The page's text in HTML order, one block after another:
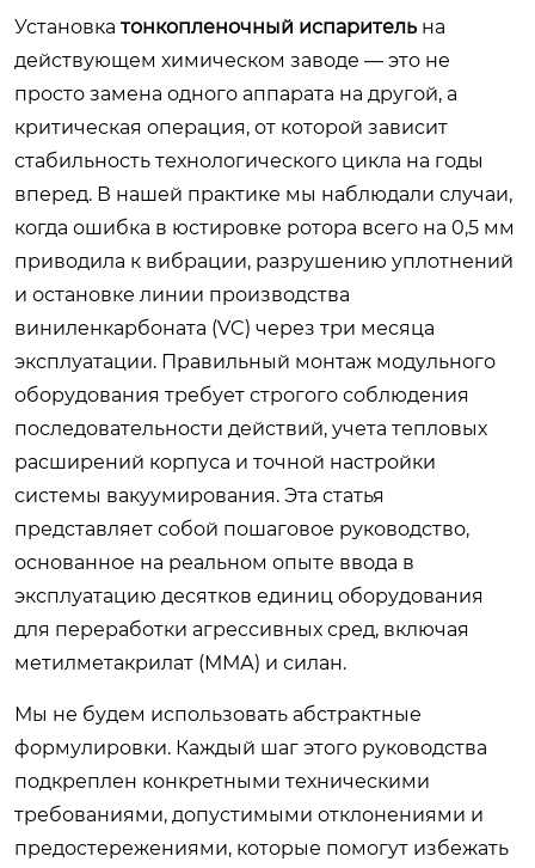
Установка тонкопленочный испаритель на
действующем химическом заводе — это не
просто замена одного аппарата на другой, а
критическая операция, от которой зависит
стабильность технологического цикла на годы
вперед. В нашей практике мы наблюдали случаи,
когда ошибка в юстировке ротора всего на 0,5 мм
приводила к вибрации, разрушению уплотнений
и остановке линии производства
виниленкарбоната (VC) через три месяца
эксплуатации. Правильный монтаж модульного
оборудования требует строгого соблюдения
последовательности действий, учета тепловых
расширений корпуса и точной настройки
системы вакуумирования. Эта статья
представляет собой пошаговое руководство,
основанное на реальном опыте ввода в
эксплуатацию десятков единиц оборудования
для переработки агрессивных сред, включая
метилметакрилат (ММА) и силан.
Мы не будем использовать абстрактные
формулировки. Каждый шаг этого руководства
подкреплен конкретными техническими
требованиями, допустимыми отклонениями и
предостережениями, которые помогут избежать